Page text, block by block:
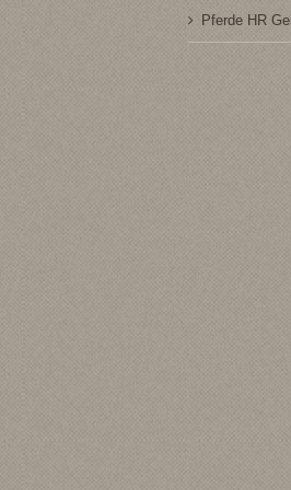
Pferde HR